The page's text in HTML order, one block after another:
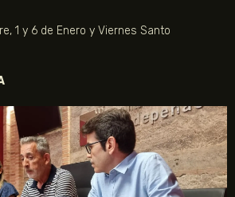
1 y 6 de Enero y Viernes Santo